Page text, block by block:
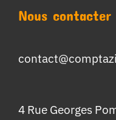
Nous contacter
4 Rue Georges